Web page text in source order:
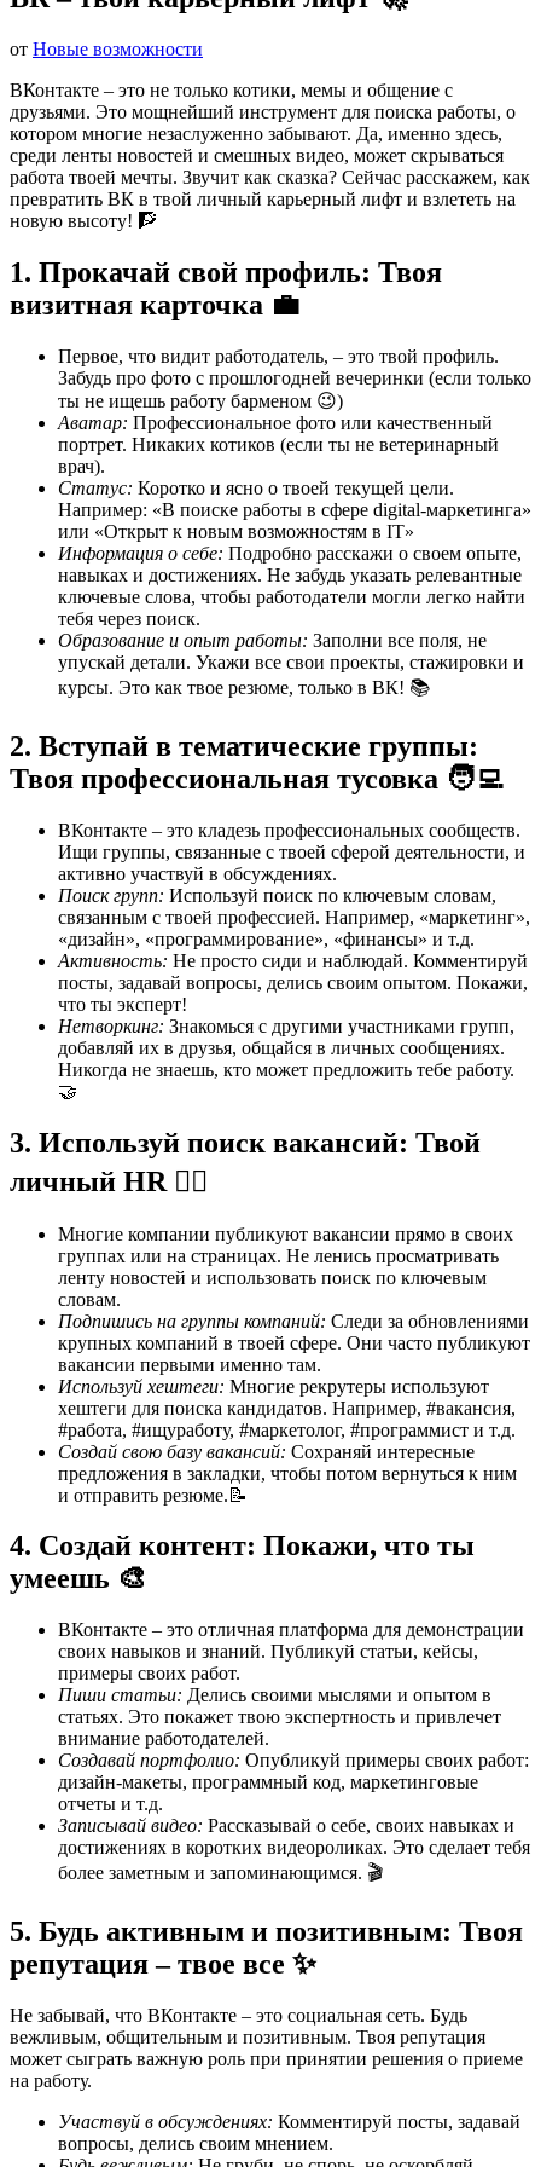
от Новые возможности
ВКонтакте – это не только котики, мемы и общение с
друзьями. Это мощнейший инструмент для поиска работы, о
котором многие незаслуженно забывают. Да, именно здесь,
среди ленты новостей и смешных видео, может скрываться
работа твоей мечты. Звучит как сказка? Сейчас расскажем, как
превратить ВК в твой личный карьерный лифт и взлететь на
новую высоту! 🧗
1. Прокачай свой профиль: Твоя
визитная карточка 💼
Первое, что видит работодатель, – это твой профиль.
Забудь про фото с прошлогодней вечеринки (если только
ты не ищешь работу барменом 😉)
Аватар: Профессиональное фото или качественный
портрет. Никаких котиков (если ты не ветеринарный
врач).
Статус: Коротко и ясно о твоей текущей цели.
Например: «В поиске работы в сфере digital-маркетинга»
или «Открыт к новым возможностям в IT»
Информация о себе: Подробно расскажи о своем опыте,
навыках и достижениях. Не забудь указать релевантные
ключевые слова, чтобы работодатели могли легко найти
тебя через поиск.
Образование и опыт работы: Заполни все поля, не
упускай детали. Укажи все свои проекты, стажировки и
курсы. Это как твое резюме, только в ВК! 📚
2. Вступай в тематические группы:
Твоя профессиональная тусовка 🧑‍💻
ВКонтакте – это кладезь профессиональных сообществ.
Ищи группы, связанные с твоей сферой деятельности, и
активно участвуй в обсуждениях.
Поиск групп: Используй поиск по ключевым словам,
связанным с твоей профессией. Например, «маркетинг»,
«дизайн», «программирование», «финансы» и т.д.
Активность: Не просто сиди и наблюдай. Комментируй
посты, задавай вопросы, делись своим опытом. Покажи,
что ты эксперт!
Нетворкинг: Знакомься с другими участниками групп,
добавляй их в друзья, общайся в личных сообщениях.
Никогда не знаешь, кто может предложить тебе работу.
🤝
3. Используй поиск вакансий: Твой
личный HR 🕵️‍♀️
Многие компании публикуют вакансии прямо в своих
группах или на страницах. Не ленись просматривать
ленту новостей и использовать поиск по ключевым
словам.
Подпишись на группы компаний: Следи за обновлениями
крупных компаний в твоей сфере. Они часто публикуют
вакансии первыми именно там.
Используй хештеги: Многие рекрутеры используют
хештеги для поиска кандидатов. Например, #вакансия,
#работа, #ищуработу, #маркетолог, #программист и т.д.
Создай свою базу вакансий: Сохраняй интересные
предложения в закладки, чтобы потом вернуться к ним
и отправить резюме.📝
4. Создай контент: Покажи, что ты
умеешь 🎨
ВКонтакте – это отличная платформа для демонстрации
своих навыков и знаний. Публикуй статьи, кейсы,
примеры своих работ.
Пиши статьи: Делись своими мыслями и опытом в
статьях. Это покажет твою экспертность и привлечет
внимание работодателей.
Создавай портфолио: Опубликуй примеры своих работ:
дизайн-макеты, программный код, маркетинговые
отчеты и т.д.
Записывай видео: Рассказывай о себе, своих навыках и
достижениях в коротких видеороликах. Это сделает тебя
более заметным и запоминающимся. 🎬
5. Будь активным и позитивным: Твоя
репутация – твое все ✨
Не забывай, что ВКонтакте – это социальная сеть. Будь
вежливым, общительным и позитивным. Твоя репутация
может сыграть важную роль при принятии решения о приеме
на работу.
Участвуй в обсуждениях: Комментируй посты, задавай
вопросы, делись своим мнением.